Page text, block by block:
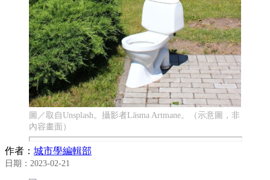
圖／取自Unsplash。攝影者Lāsma Artmane。（示意圖，非
內容畫面）
作者： 城市學編輯部
日期：2023-02-21